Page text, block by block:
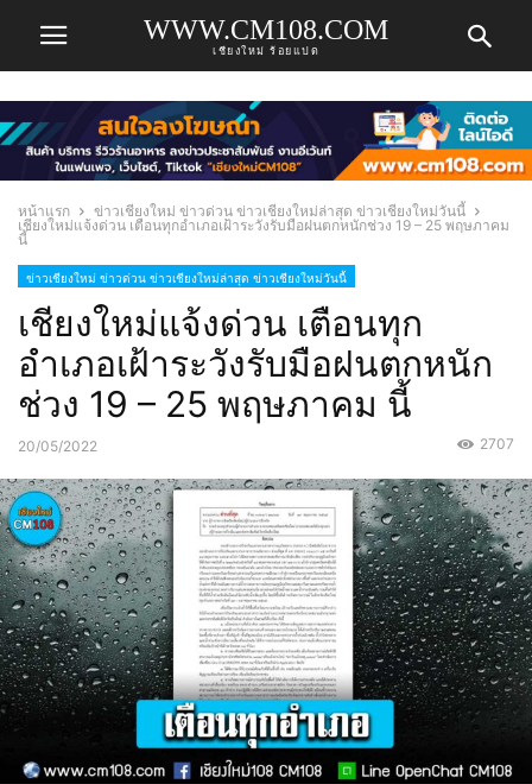
WWW.CM108.COM
เชียงใหม่ ร้อยแปด
หน้าแรก
ข่าวเชียงใหม่ ข่าวด่วน ข่าวเชียงใหม่ล่าสุด ข่าวเชียงใหม่วันนี้
เชียงใหม่แจ้งด่วน เตือนทุกอำเภอเฝ้าระวังรับมือฝนตกหนักช่วง 19 – 25 พฤษภาคม
นี้
ข่าวเชียงใหม่ ข่าวด่วน ข่าวเชียงใหม่ล่าสุด ข่าวเชียงใหม่วันนี้
เชียงใหม่แจ้งด่วน เตือนทุก
อำเภอเฝ้าระวังรับมือฝนตกหนัก
ช่วง 19 – 25 พฤษภาคม นี้
20/05/2022 2707